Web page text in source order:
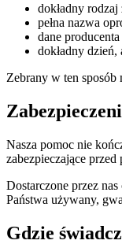
dokładny
pełna nazwa
dane
dokładny
Zebrany w ten
Nasza pomoc nie
zabezpieczające
Dostarczone przez
Państwa używany,
Gdzie